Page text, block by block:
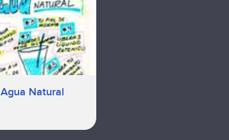
Agua Natural